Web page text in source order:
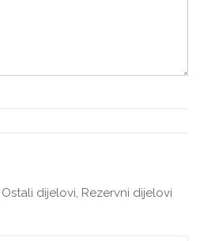
Ostali dijelovi, Rezervni dijelovi